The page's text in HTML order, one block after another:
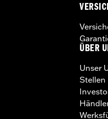
ÜBER
Unser
Stellen